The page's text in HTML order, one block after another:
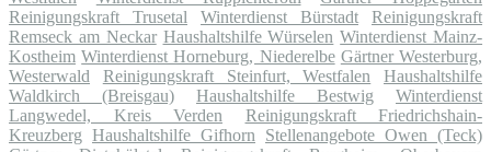
Reinigungskraft Trusetal
Winterdienst Bürstadt
Reinigungskraft
Remseck am Neckar Haushaltshilfe Würselen Winterdienst Mainz-
Kostheim Winterdienst Horneburg, Niederelbe Gärtner Westerburg,
Westerwald
Reinigungskraft Steinfurt, Westfalen
Haushaltshilfe
Waldkirch (Breisgau)
Haushaltshilfe Bestwig
Winterdienst
Langwedel, Kreis Verden
Reinigungskraft Friedrichshain-
Kreuzberg Haushaltshilfe Gifhorn
Stellenangebote Owen (Teck)